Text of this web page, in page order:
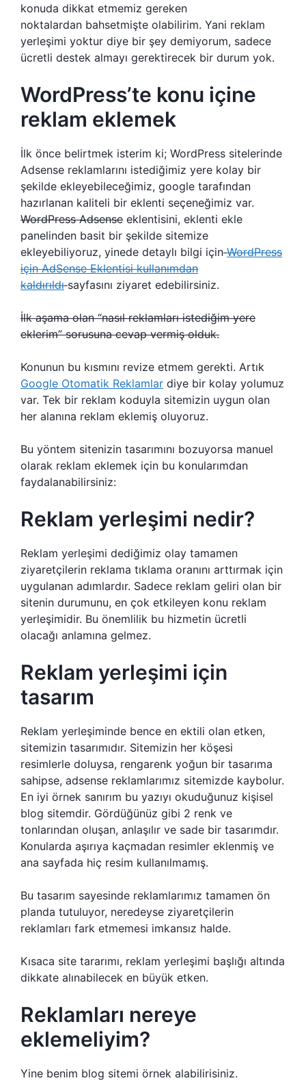
konuda dikkat etmemiz gereken
noktalardan bahsetmişte olabilirim. Yani reklam
yerleşimi yoktur diye bir şey demiyorum, sadece
ücretli destek almayı gerektirecek bir durum yok.
WordPress’te konu içine
reklam eklemek
İlk önce belirtmek isterim ki; WordPress sitelerinde
Adsense reklamlarını istediğimiz yere kolay bir
şekilde ekleyebileceğimiz, google tarafından
hazırlanan kaliteli bir eklenti seçeneğimiz var.
WordPress Adsense eklentisini, eklenti ekle
panelinden basit bir şekilde sitemize
ekleyebiliyoruz, yinede detaylı bilgi için WordPress
için AdSense Eklentisi kullanımdan
kaldırıldı sayfasını ziyaret edebilirsiniz.
İlk aşama olan “nasıl reklamları istediğim yere
eklerim” sorusuna cevap vermiş olduk.
Konunun bu kısmını revize etmem gerekti. Artık
Google Otomatik Reklamlar diye bir kolay yolumuz
var. Tek bir reklam koduyla sitemizin uygun olan
her alanına reklam eklemiş oluyoruz.
Bu yöntem sitenizin tasarımını bozuyorsa manuel
olarak reklam eklemek için bu konularımdan
faydalanabilirsiniz:
Reklam yerleşimi nedir?
Reklam yerleşimi dediğimiz olay tamamen
ziyaretçilerin reklama tıklama oranını arttırmak için
uygulanan adımlardır. Sadece reklam geliri olan bir
sitenin durumunu, en çok etkileyen konu reklam
yerleşimidir. Bu önemlilik bu hizmetin ücretli
olacağı anlamına gelmez.
Reklam yerleşimi için
tasarım
Reklam yerleşiminde bence en ektili olan etken,
sitemizin tasarımıdır. Sitemizin her köşesi
resimlerle doluysa, rengarenk yoğun bir tasarıma
sahipse, adsense reklamlarımız sitemizde kaybolur.
En iyi örnek sanırım bu yazıyı okuduğunuz kişisel
blog sitemdir. Gördüğünüz gibi 2 renk ve
tonlarından oluşan, anlaşılır ve sade bir tasarımdır.
Konularda aşırıya kaçmadan resimler eklenmiş ve
ana sayfada hiç resim kullanılmamış.
Bu tasarım sayesinde reklamlarımız tamamen ön
planda tutuluyor, neredeyse ziyaretçilerin
reklamları fark etmemesi imkansız halde.
Kısaca site tararımı, reklam yerleşimi başlığı altında
dikkate alınabilecek en büyük etken.
Reklamları nereye
eklemeliyim?
Yine benim blog sitemi örnek alabilirisiniz.